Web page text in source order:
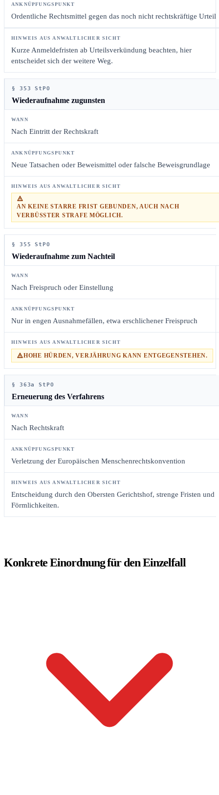
Ordentliche Rechtsmittel gegen das noch nicht rechtskräftige Urteil
Kurze Anmeldefristen ab Urteilsverkündung beachten, hier
entscheidet sich der weitere Weg.
§ 353 StPO
Wiederaufnahme zugunsten
Nach Eintritt der Rechtskraft
Neue Tatsachen oder Beweismittel oder falsche Beweisgrundlage
AN KEINE STARRE FRIST GEBUNDEN, AUCH NACH
VERBÜSSTER STRAFE MÖGLICH.
§ 355 StPO
Wiederaufnahme zum Nachteil
Nach Freispruch oder Einstellung
Nur in engen Ausnahmefällen, etwa erschlichener Freispruch
HOHE HÜRDEN, VERJÄHRUNG KANN ENTGEGENSTEHEN.
§ 363a StPO
Erneuerung des Verfahrens
Nach Rechtskraft
Verletzung der Europäischen Menschenrechtskonvention
Entscheidung durch den Obersten Gerichtshof, strenge Fristen und
Förmlichkeiten.
Konkrete Einordnung für den Einzelfall